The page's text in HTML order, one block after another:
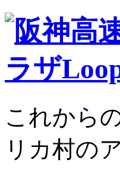
これから
リカ村の